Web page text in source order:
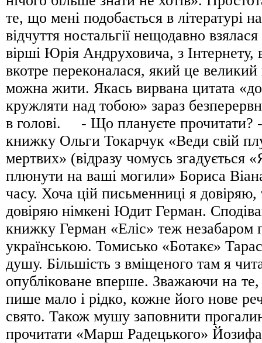
те, що мені подобається в літературі
відчуття ностальгії нещодавно
вірші Юрія Андруховича, з Інтернету,
вкотре переконалася, який це
можна жити. Якась вирвана цитата
кружляти над тобою» зараз
в голові. - Що плануєте прочитати?
книжку Ольги Токарчук «Веди свій
мертвих» (відразу чомусь
плюнути на ваші могили» Бориса
часу. Хоча цій письменниці я довіряю,
довіряю німкені Юдит Герман.
книжку Герман «Еліс» теж незабаром
українською. Томисько «Ботакє»
душу. Більшість з вміщеного там я
опубліковане вперше. Зважаючи на
пише мало і рідко, кожне його нове
свято. Також мушу заповнити
прочитати «Марш Радецького»